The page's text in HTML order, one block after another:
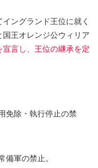
ングランド王位に就く
王オレンジ公ウィリア
宣言し、王位の継承を定
免除・執行停止の禁
備軍の禁止。